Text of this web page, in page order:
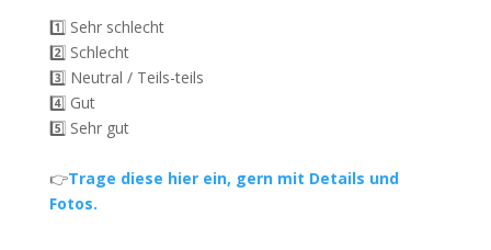
1️⃣ Sehr schlecht
2️⃣ Schlecht
3️⃣ Neutral / Teils-teils
4️⃣ Gut
5️⃣ Sehr gut
👉Trage diese hier ein, gern mit Details und
Fotos.